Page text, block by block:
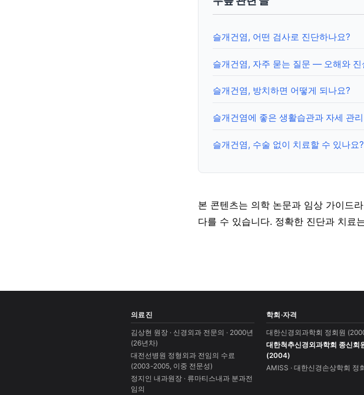
슬개건염, 어떤 검사로 진단하나요?
슬개건염, 자주 묻는 질문 — 오해와 진
슬개건염, 방치하면 어떻게 되나요?
슬개건염에 좋은 생활습관과 자세 관리
슬개건염, 수술 없이 치료할 수 있나요?
본 콘텐츠는 의학 논문과 임상 가이드
다를 수 있습니다. 정확한 진단과 치료
의료진
김상현 원장 · 신경외과 전문의 · 2000년
(26년차)
대전선병원 정형외과 전임의 수료
(2003-2005, 이중 전문성)
정지인 내과원장 · 류마티스내과 분과전
임의
학회·자격
대한신경외과학회 정회원
대한척추신경외과학회 종신회
(2004)
AMISS · 대한신경손상학회 정